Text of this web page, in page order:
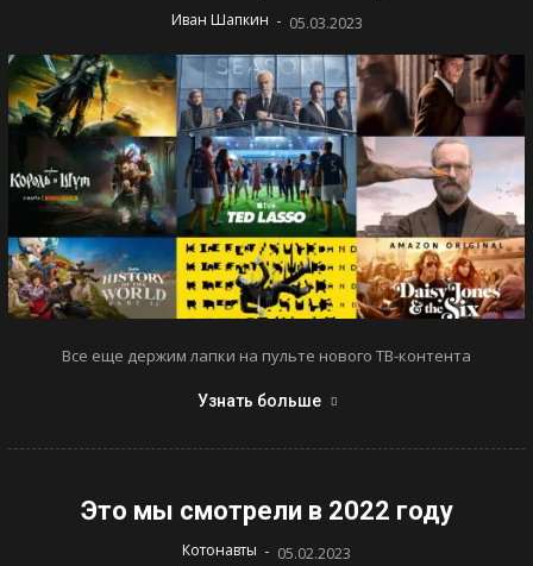
Иван Шапкин - 05.03.2023
Все еще держим лапки на пульте нового ТВ-контента
Узнать больше
Это мы смотрели в 2022 году
Котонавты - 05.02.2023